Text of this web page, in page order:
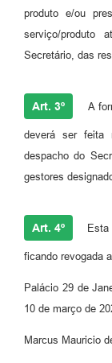
produto e/ou
serviço/produto
Secretário, das
Art. 3º A
deverá ser feita
despacho do
gestores
Art. 4º Esta
ficando revogada a
Palácio 29 de
10 de março de
Marcus Mauricio